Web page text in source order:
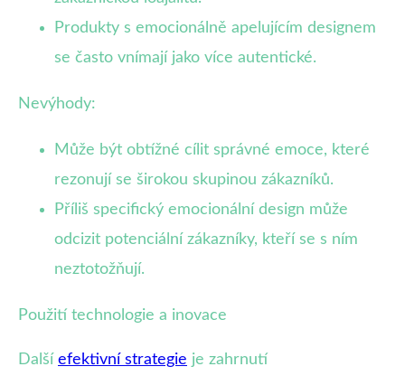
Produkty s emocionálně apelujícím designem
se často vnímají jako více autentické.
Nevýhody:
Může být obtížné cílit správné emoce, které
rezonují se širokou skupinou zákazníků.
Příliš specifický emocionální design může
odcizit potenciální zákazníky, kteří se s ním
neztotožňují.
Použití technologie a inovace
Další efektivní strategie je zahrnutí